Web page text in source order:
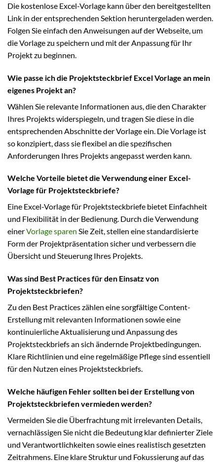
Die kostenlose Excel-Vorlage kann über den bereitgestellten
Link in der entsprechenden Sektion heruntergeladen werden.
Folgen Sie einfach den Anweisungen auf der Webseite, um
die Vorlage zu speichern und mit der Anpassung für Ihr
Projekt zu beginnen.
Wie passe ich die Projektsteckbrief Excel Vorlage an mein
eigenes Projekt an?
Wählen Sie relevante Informationen aus, die den Charakter
Ihres Projekts widerspiegeln, und tragen Sie diese in die
entsprechenden Abschnitte der Vorlage ein. Die Vorlage ist
so konzipiert, dass sie flexibel an die spezifischen
Anforderungen Ihres Projekts angepasst werden kann.
Welche Vorteile bietet die Verwendung einer Excel-
Vorlage für Projektsteckbriefe?
Eine Excel-Vorlage für Projektsteckbriefe bietet Einfachheit
und Flexibilität in der Bedienung. Durch die Verwendung
einerVorlage sparen Sie Zeit, stellen eine standardisierte
Form der Projektpräsentation sicher und verbessern die
Übersicht und Steuerung Ihres Projekts.
Was sind Best Practices für den Einsatz von
Projektsteckbriefen?
Zu den Best Practices zählen eine sorgfältige Content-
Erstellung mit relevanten Informationen sowie eine
kontinuierliche Aktualisierung und Anpassung des
Projektsteckbriefs an sich ändernde Projektbedingungen.
Klare Richtlinien und eine regelmäßige Pflege sind essentiell
für den Nutzen eines Projektsteckbriefs.
Welche häufigen Fehler sollten bei der Erstellung von
Projektsteckbriefen vermieden werden?
Vermeiden Sie die Überfrachtung mit irrelevanten Details,
vernachlässigen Sie nicht die Bedeutung klar definierter Ziele
und Verantwortlichkeiten sowie eines realistisch gesetzten
Zeitrahmens. Eine klare Struktur und Fokussierung auf das